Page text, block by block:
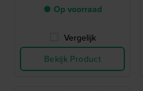
● Op voorraad
Vergelijk
Bekijk Product